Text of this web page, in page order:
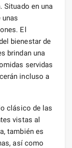
Situado en una
El
bienestar de
brindan una
servidas
incluso a
clásico de las
vistas al
también es
así como